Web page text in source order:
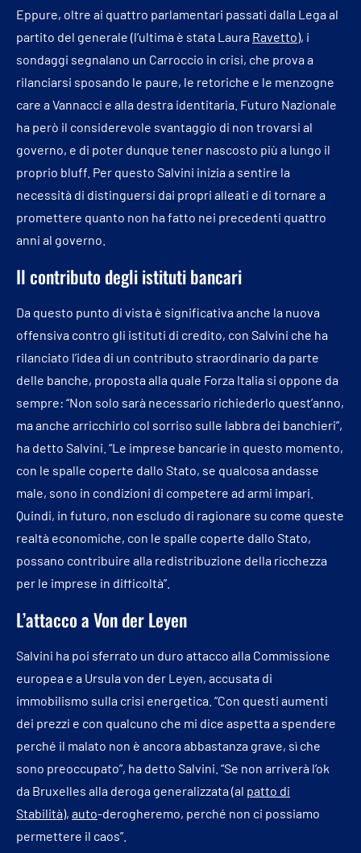
Eppure, oltre ai quattro parlamentari passati dalla Lega al
partito del generale (l’ultima è stata Laura Ravetto), i
sondaggi segnalano un Carroccio in crisi, che prova a
rilanciarsi sposando le paure, le retoriche e le menzogne
care a Vannacci e alla destra identitaria. Futuro Nazionale
ha però il considerevole svantaggio di non trovarsi al
governo, e di poter dunque tener nascosto più a lungo il
proprio bluff. Per questo Salvini inizia a sentire la
necessità di distinguersi dai propri alleati e di tornare a
promettere quanto non ha fatto nei precedenti quattro
anni al governo.
Il contributo degli istituti bancari
Da questo punto di vista è significativa anche la nuova
offensiva contro gli istituti di credito, con Salvini che ha
rilanciato l’idea di un contributo straordinario da parte
delle banche, proposta alla quale Forza Italia si oppone da
sempre: “Non solo sarà necessario richiederlo quest’anno,
ma anche arricchirlo col sorriso sulle labbra dei banchieri”,
ha detto Salvini. “Le imprese bancarie in questo momento,
con le spalle coperte dallo Stato, se qualcosa andasse
male, sono in condizioni di competere ad armi impari.
Quindi, in futuro, non escludo di ragionare su come queste
realtà economiche, con le spalle coperte dallo Stato,
possano contribuire alla redistribuzione della ricchezza
per le imprese in difficoltà”.
L’attacco a Von der Leyen
Salvini ha poi sferrato un duro attacco alla Commissione
europea e a Ursula von der Leyen, accusata di
immobilismo sulla crisi energetica. “Con questi aumenti
dei prezzi e con qualcuno che mi dice aspetta a spendere
perché il malato non è ancora abbastanza grave, sì che
sono preoccupato”, ha detto Salvini. “Se non arriverà l’ok
da Bruxelles alla deroga generalizzata (al patto di
Stabilità), auto-derogheremo, perché non ci possiamo
permettere il caos”.